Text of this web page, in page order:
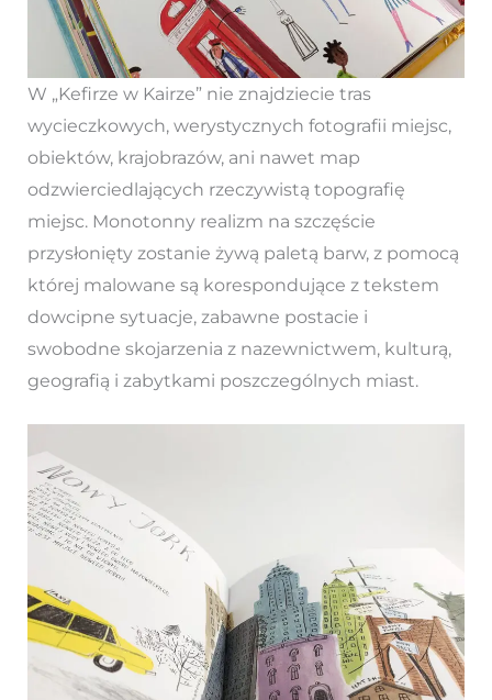
W „Kefirze w Kairze” nie znajdziecie tras
wycieczkowych, werystycznych fotografii miejsc,
obiektów, krajobrazów, ani nawet map
odzwierciedlających rzeczywistą topografię
miejsc. Monotonny realizm na szczęście
przysłonięty zostanie żywą paletą barw, z pomocą
której malowane są korespondujące z tekstem
dowcipne sytuacje, zabawne postacie i
swobodne skojarzenia z nazewnictwem, kulturą,
geografią i zabytkami poszczególnych miast.